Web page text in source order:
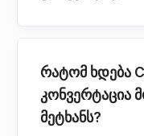
რატომ ხდება
კონვერტაცია
მეტხანს?